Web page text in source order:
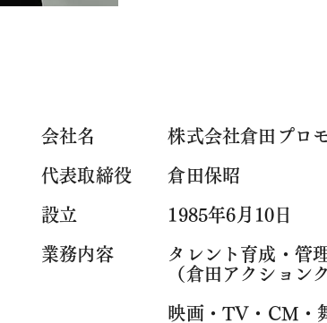
会社名 株式会社倉田プロモ
代表取締役 倉田保昭
設立 1985年6月10日
業務内容 タレント育成・管
（倉田アクションクラ
映画・TV・CM・舞台